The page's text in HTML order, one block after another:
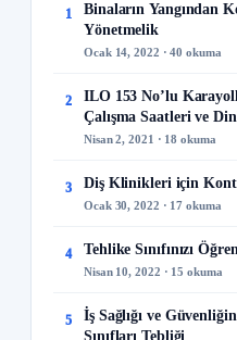
1
Binaların Yangından
Yönetmelik
Ocak 14, 2022 · 40 okuma
2
ILO 153 No’lu
Çalışma Saatleri ve
Sözleşme
Nisan 2, 2021 · 18 okuma
3 Diş Klinikleri için
Ocak 30, 2022 · 17 okuma
4 Tehlike Sınıfınızı
Nisan 10, 2022 · 15 okuma
5
İş Sağlığı ve
Sınıfları Tebliği